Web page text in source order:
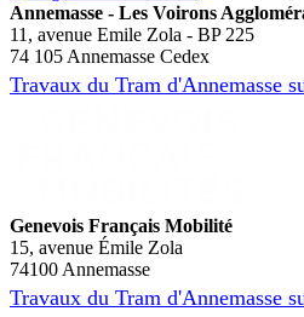
Annemasse - Les Voirons
11, avenue Emile Zola - BP 225
74 105 Annemasse Cedex
Travaux du Tram d'Annemasse
Genevois Français Mobilité
15, avenue Émile Zola
74100 Annemasse
Travaux du Tram d'Annemasse